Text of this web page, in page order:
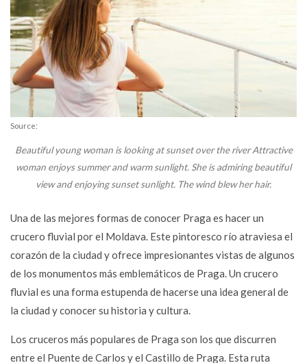
Source:
Beautiful young woman is looking at sunset over the river Attractive
woman enjoys summer and warm sunlight. She is admiring beautiful
view and enjoying sunset sunlight. The wind blew her hair.
Una de las mejores formas de conocer Praga es hacer un
crucero fluvial por el Moldava. Este pintoresco río atraviesa el
corazón de la ciudad y ofrece impresionantes vistas de algunos
de los monumentos más emblemáticos de Praga. Un crucero
fluvial es una forma estupenda de hacerse una idea general de
la ciudad y conocer su historia y cultura.
Los cruceros más populares de Praga son los que discurren
entre el Puente de Carlos y el Castillo de Praga. Esta ruta